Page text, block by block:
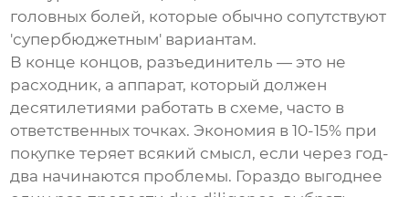
головных болей, которые обычно сопутствуют
'супербюджетным' вариантам.
В конце концов, разъединитель — это не
расходник, а аппарат, который должен
десятилетиями работать в схеме, часто в
ответственных точках. Экономия в 10-15% при
покупке теряет всякий смысл, если через год-
два начинаются проблемы. Гораздо выгоднее